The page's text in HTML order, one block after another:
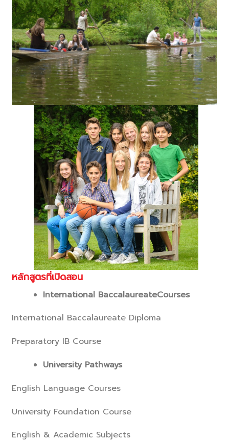
หลักสูตรที่เปิดสอน
International BaccalaureateCourses
International Baccalaureate Diploma
Preparatory IB Course
University Pathways
English Language Courses
University Foundation Course
English & Academic Subjects